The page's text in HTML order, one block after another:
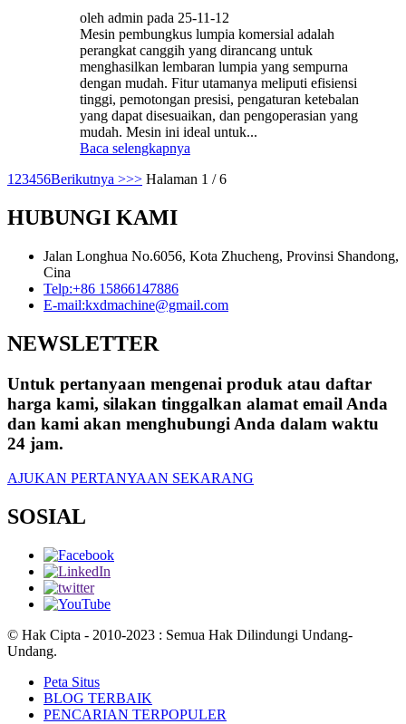
oleh admin pada 25-11-12
Mesin pembungkus lumpia komersial adalah
perangkat canggih yang dirancang untuk
menghasilkan lembaran lumpia yang sempurna
dengan mudah. ​​Fitur utamanya meliputi efisiensi
tinggi, pemotongan presisi, pengaturan ketebalan
yang dapat disesuaikan, dan pengoperasian yang
mudah. ​​Mesin ini ideal untuk...
Baca selengkapnya
1 23456Berikutnya >>> Halaman 1 / 6
HUBUNGI KAMI
Jalan Longhua No.6056, Kota Zhucheng, Provinsi Shandong,
Cina
Telp:+86 15866147886
E-mail:kxdmachine@gmail.com
NEWSLETTER
Untuk pertanyaan mengenai produk atau daftar
harga kami, silakan tinggalkan alamat email Anda
dan kami akan menghubungi Anda dalam waktu
24 jam.
AJUKAN PERTANYAAN SEKARANG
SOSIAL
© Hak Cipta - 2010-2023 : Semua Hak Dilindungi Undang-
Undang.
Peta Situs
BLOG TERBAIK
PENCARIAN TERPOPULER